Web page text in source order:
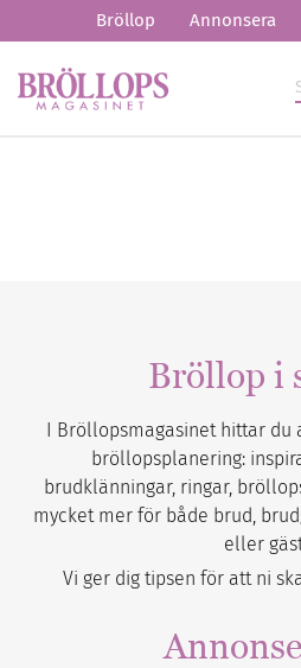
Bröllop Annonsera
Bröllop i
I Bröllopsmagasinet hittar
bröllopsplanering:
brudklänningar, ringar,
mycket mer för både brud,
eller
Vi ger dig tipsen för att ni